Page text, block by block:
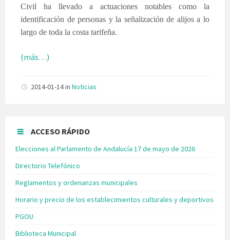
Civil ha llevado a actuaciones notables como la
identificación de personas y la señalización de alijos a lo
largo de toda la costa tarifeña.
(más…)
2014-01-14in Noticias
ACCESO RÁPIDO
Elecciones al Parlamento de Andalucía 17 de mayo de 2026
Directorio Telefónico
Reglamentos y ordenanzas municipales
Horario y precio de los establecimientos culturales y deportivos
PGOU
Biblioteca Municipal